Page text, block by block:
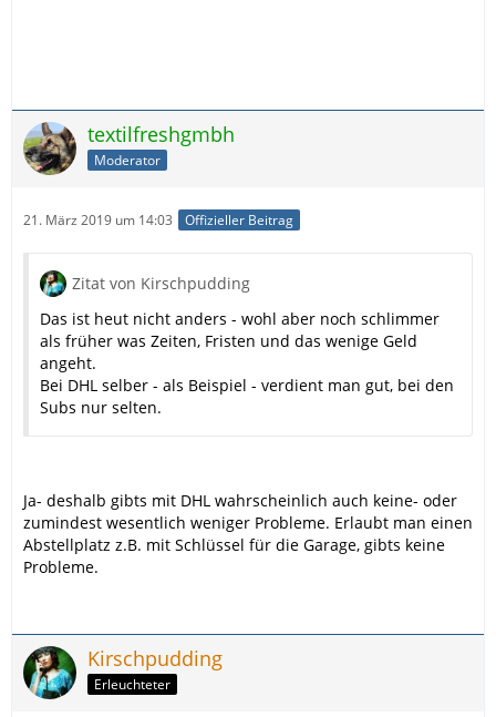
textilfreshgmbh
Moderator
21. März 2019 um 14:03 Offizieller Beitrag
Zitat von Kirschpudding
Das ist heut nicht anders - wohl aber noch schlimmer
als früher was Zeiten, Fristen und das wenige Geld
angeht.
Bei DHL selber - als Beispiel - verdient man gut, bei den
Subs nur selten.
Ja- deshalb gibts mit DHL wahrscheinlich auch keine- oder
zumindest wesentlich weniger Probleme. Erlaubt man einen
Abstellplatz z.B. mit Schlüssel für die Garage, gibts keine
Probleme.
Kirschpudding
Erleuchteter